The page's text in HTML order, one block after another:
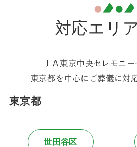
対応エリ
ＪＡ東京中央セレモニ
東京都を中心にご葬儀に対
東京都
世田谷区